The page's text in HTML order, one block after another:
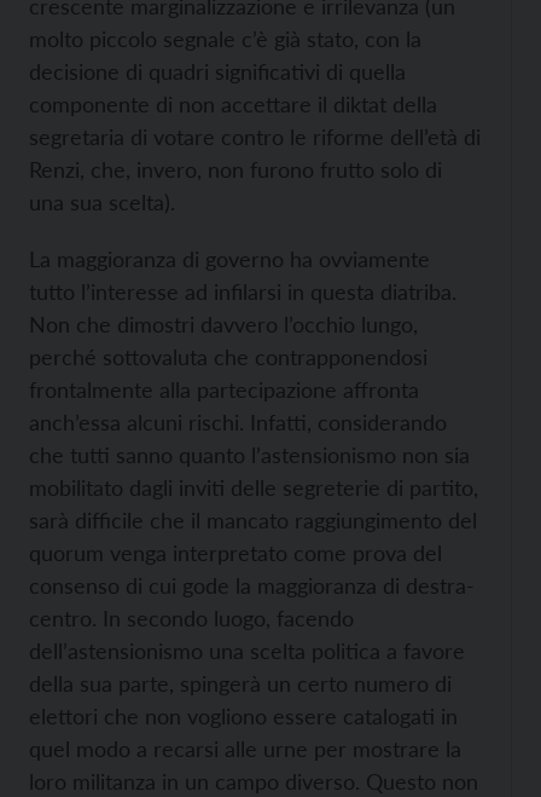
crescente marginalizzazione e irrilevanza (un
molto piccolo segnale c’è già stato, con la
decisione di quadri significativi di quella
componente di non accettare il diktat della
segretaria di votare contro le riforme dell’età di
Renzi, che, invero, non furono frutto solo di
una sua scelta).
La maggioranza di governo ha ovviamente
tutto l’interesse ad infilarsi in questa diatriba.
Non che dimostri davvero l’occhio lungo,
perché sottovaluta che contrapponendosi
frontalmente alla partecipazione affronta
anch’essa alcuni rischi. Infatti, considerando
che tutti sanno quanto l’astensionismo non sia
mobilitato dagli inviti delle segreterie di partito,
sarà difficile che il mancato raggiungimento del
quorum venga interpretato come prova del
consenso di cui gode la maggioranza di destra-
centro. In secondo luogo, facendo
dell’astensionismo una scelta politica a favore
della sua parte, spingerà un certo numero di
elettori che non vogliono essere catalogati in
quel modo a recarsi alle urne per mostrare la
loro militanza in un campo diverso. Questo non